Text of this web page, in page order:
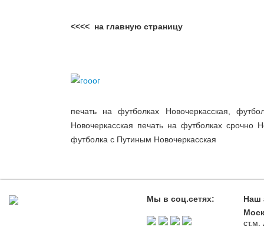
<<<< на главную страницу
печать на футболках Новочеркасская,
Новочеркасская печать на футболках срочно
футболка с Путиным Новочеркасская
Мы в соц.сетях:
Наш
ст.м.